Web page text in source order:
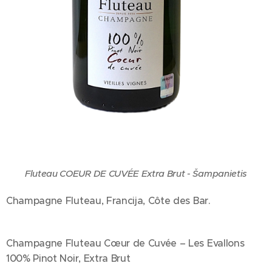
Fluteau COEUR DE CUVÉE Extra Brut - Šampanietis
Champagne Fluteau, Francija, Côte des Bar.
Champagne Fluteau Cœur de Cuvée – Les Evallons
100% Pinot Noir, Extra Brut